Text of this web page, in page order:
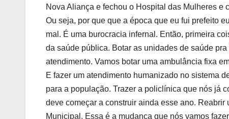
Nova Aliança e fechou o Hospital das Mulheres
Ou seja, por que que a época que eu fui prefeito
mal. É uma burocracia infernal. Então, primeira
da saúde pública. Botar as unidades de saúde
atendimento. Vamos botar uma ambulância fixa
E fazer um atendimento humanizado no sistema
para a população. Trazer a policlínica que nós já
deve começar a construir ainda esse ano. Reabrir
Municipal. Essa é a mudança que nós vamos